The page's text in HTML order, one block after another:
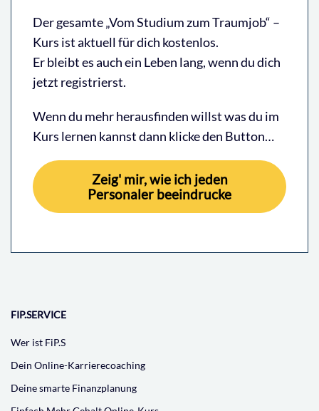
Der gesamte „Vom Studium zum Traumjob“ –
Kurs ist aktuell für dich kostenlos.
Er bleibt es auch ein Leben lang, wenn du dich
jetzt registrierst.
Wenn du mehr herausfinden willst was du im
Kurs lernen kannst dann klicke den Button…
Zeig' mir, wie ich jeden
Personaler beeindrucke
FIP.SERVICE
Wer ist FiP.S
Dein Online-Karrierecoaching
Deine smarte Finanzplanung